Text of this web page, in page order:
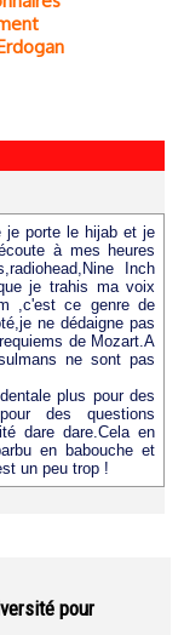
je porte le hijab et je
à mes heures
Inch
je trahis ma voix
,c'est ce genre de
ne dédaigne pas
de Mozart.A
ne sont pas
plus pour des
des questions
dare dare.Cela en
en babouche et
un peu trop !
pour